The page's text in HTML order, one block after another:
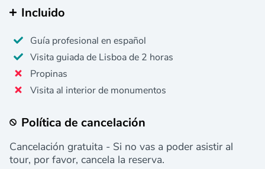
Incluido
Guía profesional en español
Visita guiada de Lisboa de 2 horas
Propinas
Visita al interior de monumentos
Política de cancelación
Cancelación gratuita - Si no vas a poder asistir al
tour, por favor, cancela la reserva.